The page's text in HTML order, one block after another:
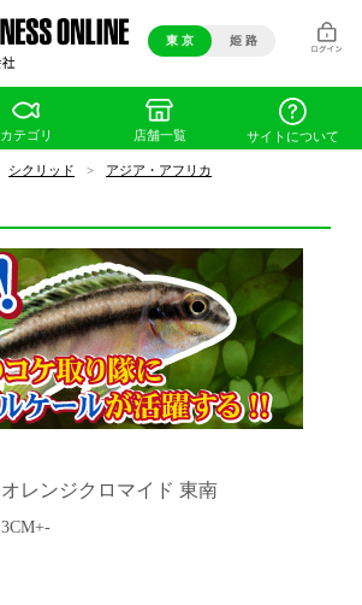
東 京 姫 路
カテゴリ 店舗一覧 サイトについて
シクリッド > アジア・アフリカ
オレンジクロマイド 東南
3CM+-